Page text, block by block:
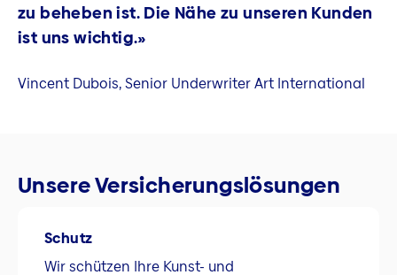
zu beheben ist. Die Nähe zu unseren Kunden
ist uns wichtig.»
Vincent Dubois, Senior Underwriter Art International
Unsere Versicherungslösungen
Schutz
Wir schützen Ihre Kunst- und